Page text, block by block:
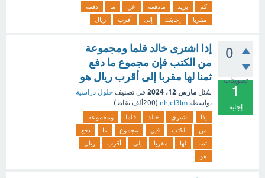
كم
يزيد مادفعه عن ما
دفعه
مقربا
إجابتك إلى أقرب ريال
0
تصويتات
1
إجابة
إذا اشترى خالد قلما ومجموعة
من الكتب فإن مجموع ما دفع
ثمنا لها مقربا إلى أقرب ريال هو
سُئل مارس 12، 2024 في تصنيف حلول دراسية
بواسطة nhjel3lm
(200ألف نقاط)
إذا اشترى خالد قلما
ومجموعة
من
الكتب فإن مجموع ما
دفع
ثمنا
لها مقربا إلى أقرب
ريال
هو